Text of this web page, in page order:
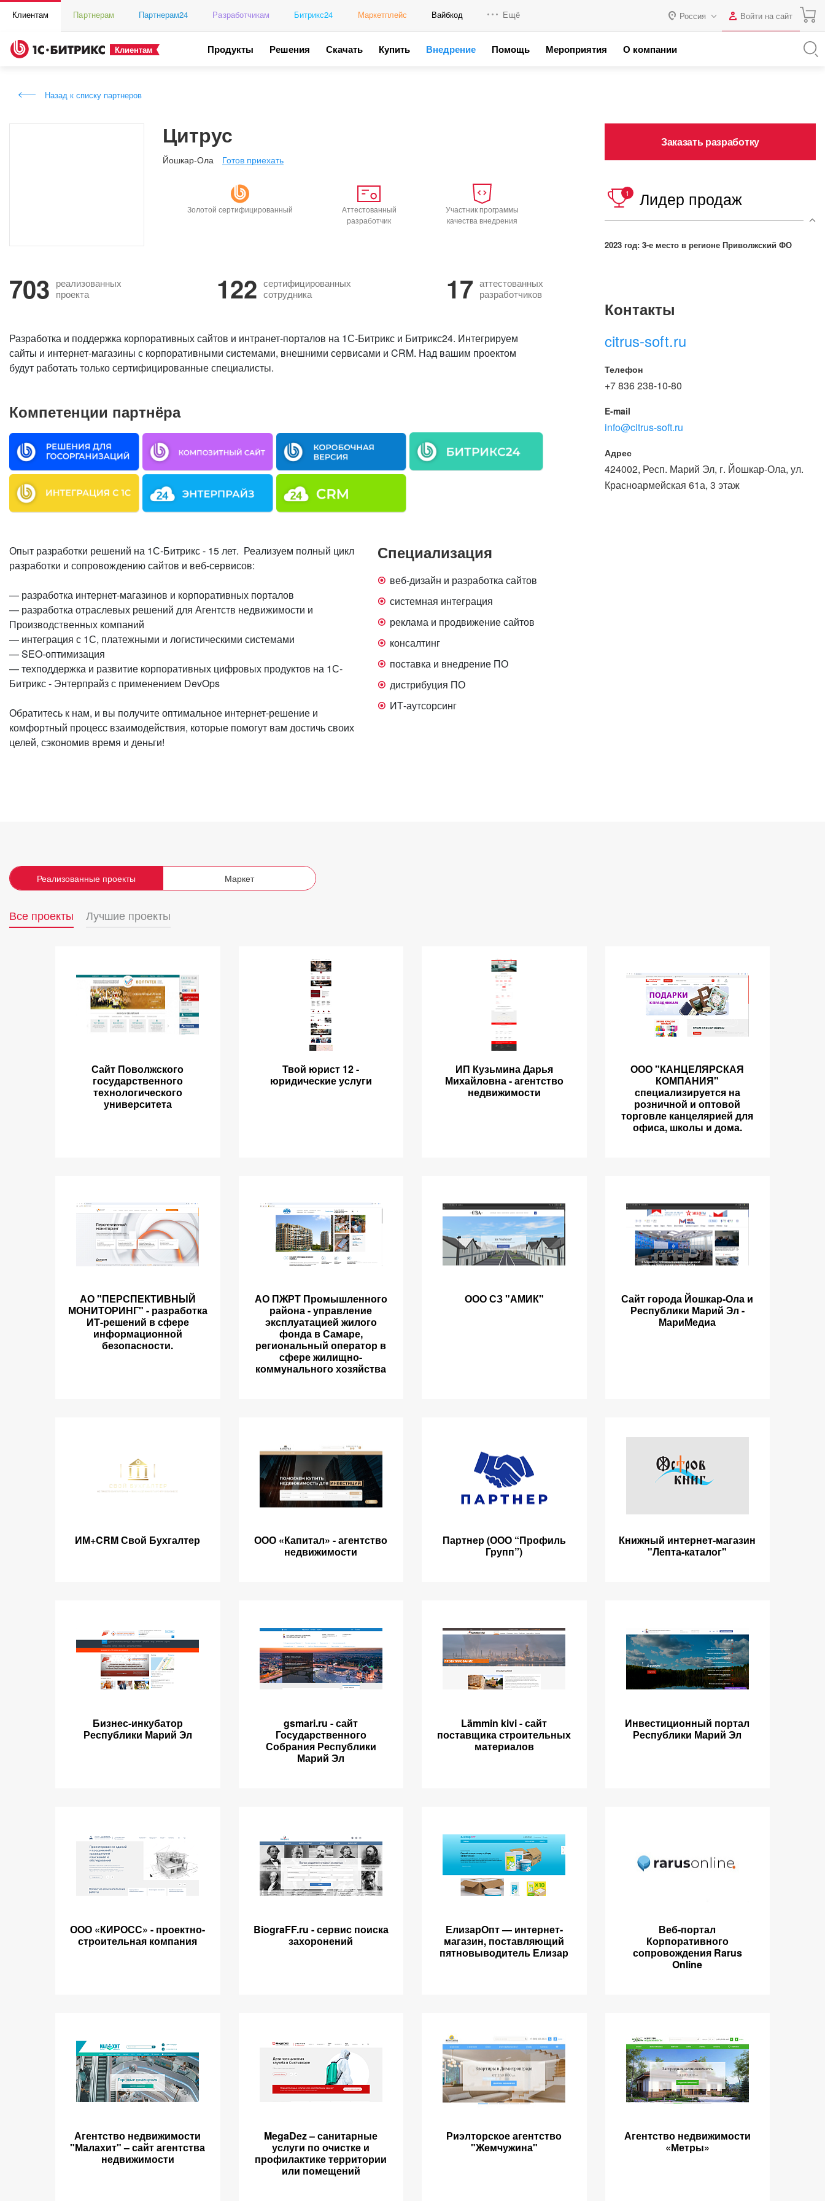
Клиентам Партнерам Партнерам24 Разработчикам Битрикс24 Маркетплейс Вайбкод Ещё
Интеграция с 1С
Россия Войти на сайт
Авторизация
компьютере
Забыли свой пароль?
Клиентам Продукты Решения Скачать Купить Внедрение Помощь Мероприятия О компании
Назад к списку партнеров
Цитрус
Йошкар-Ола Готов приехать
Золотой сертифицированный
Аттестованный
разработчик
Участник программы
качества внедрения
703 реализованных
проекта
122 сертифицированных
сотрудника
17 аттестованных
разработчиков
Разработка и поддержка корпоративных сайтов и интранет-порталов на 1С-Битрикс и Битрикс24. Интегрируем
сайты и интернет-магазины с корпоративными системами, внешними сервисами и CRM. Над вашим проектом
будут работать только сертифицированные специалисты.
Компетенции партнёра
Опыт разработки решений на 1С-Битрикс - 15 лет. Реализуем полный цикл
разработки и сопровождению сайтов и веб-сервисов:
— разработка интернет-магазинов и корпоративных порталов
— разработка отраслевых решений для Агентств недвижимости и
Производственных компаний
— интеграция с 1С, платежными и логистическими системами
— SEO-оптимизация
— техподдержка и развитие корпоративных цифровых продуктов на 1С-
Битрикс - Энтерпрайз с применением DevOps
Обратитесь к нам, и вы получите оптимальное интернет-решение и
комфортный процесс взаимодействия, которые помогут вам достичь своих
целей, сэкономив время и деньги!
Специализация
веб-дизайн и разработка сайтов
системная интеграция
реклама и продвижение сайтов
консалтинг
поставка и внедрение ПО
дистрибуция ПО
ИТ-аутсорсинг
Заказать разработку
1 Лидер продаж
2023 год: 3-е место в регионе Приволжский ФО
Контакты
citrus-soft.ru
Телефон
+7 836 238-10-80
E-mail
info@citrus-soft.ru
Адрес
424002, Респ. Марий Эл, г. Йошкар-Ола, ул.
Красноармейская 61а, 3 этаж
Реализованные проекты Маркет
Все проекты Лучшие проекты
Сайт Поволжского
государственного
технологического
университета
Твой юрист 12 -
юридические услуги
ИП Кузьмина Дарья
Михайловна - агентство
недвижимости
ООО "КАНЦЕЛЯРСКАЯ
КОМПАНИЯ"
специализируется на
розничной и оптовой
торговле канцелярией для
офиса, школы и дома.
АО "ПЕРСПЕКТИВНЫЙ
МОНИТОРИНГ" - разработка
ИТ-решений в сфере
информационной
безопасности.
АО ПЖРТ Промышленного
района - управление
эксплуатацией жилого
фонда в Самаре,
региональный оператор в
сфере жилищно-
коммунального хозяйства
ООО СЗ "АМИК"
Сайт города Йошкар-Ола и
Республики Марий Эл -
МариМедиа
ИМ+CRM Свой Бухгалтер
ООО «Капитал» - агентство
недвижимости
Партнер (ООО “Профиль
Групп”)
Книжный интернет-магазин
"Лепта-каталог"
Бизнес-инкубатор
Республики Марий Эл
gsmari.ru - сайт
Государственного
Собрания Республики
Марий Эл
Lämmin kivi - сайт
поставщика строительных
материалов
Инвестиционный портал
Республики Марий Эл
ООО «КИРОСС» - проектно-
строительная компания
BiograFF.ru - сервис поиска
захоронений
ЕлизарОпт — интернет-
магазин, поставляющий
пятновыводитель Елизар
Веб-портал
Корпоративного
сопровождения Rarus
Online
Агентство недвижимости
"Малахит" – сайт агентства
недвижимости
MegaDez – санитарные
услуги по очистке и
профилактике территории
или помещений
Риэлторское агентство
"Жемчужина"
Агентство недвижимости
«Метры»